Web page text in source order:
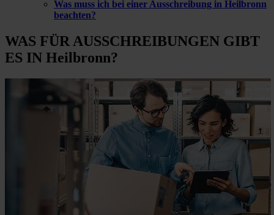
Was muss ich bei einer Ausschreibung in Heilbronn
beachten?
WAS FÜRAUSSCHREIBUNGEN GIBT
ES IN Heilbronn?